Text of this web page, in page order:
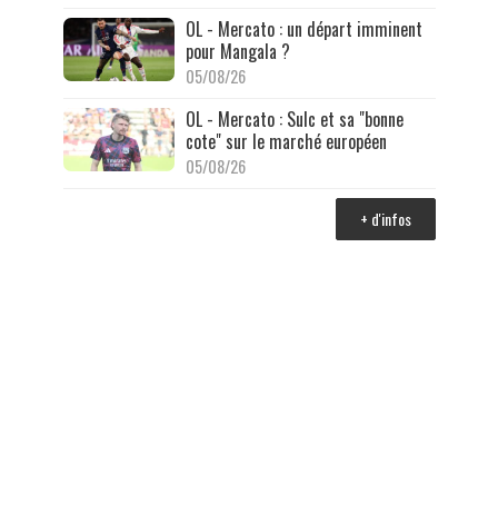
OL - Mercato : un départ imminent
pour Mangala ?
05/08/26
OL - Mercato : Sulc et sa "bonne
cote" sur le marché européen
05/08/26
+ d'infos